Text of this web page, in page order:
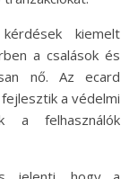
kiemelt
a csalások és
nő. Az ecard
a védelmi
a felhasználók